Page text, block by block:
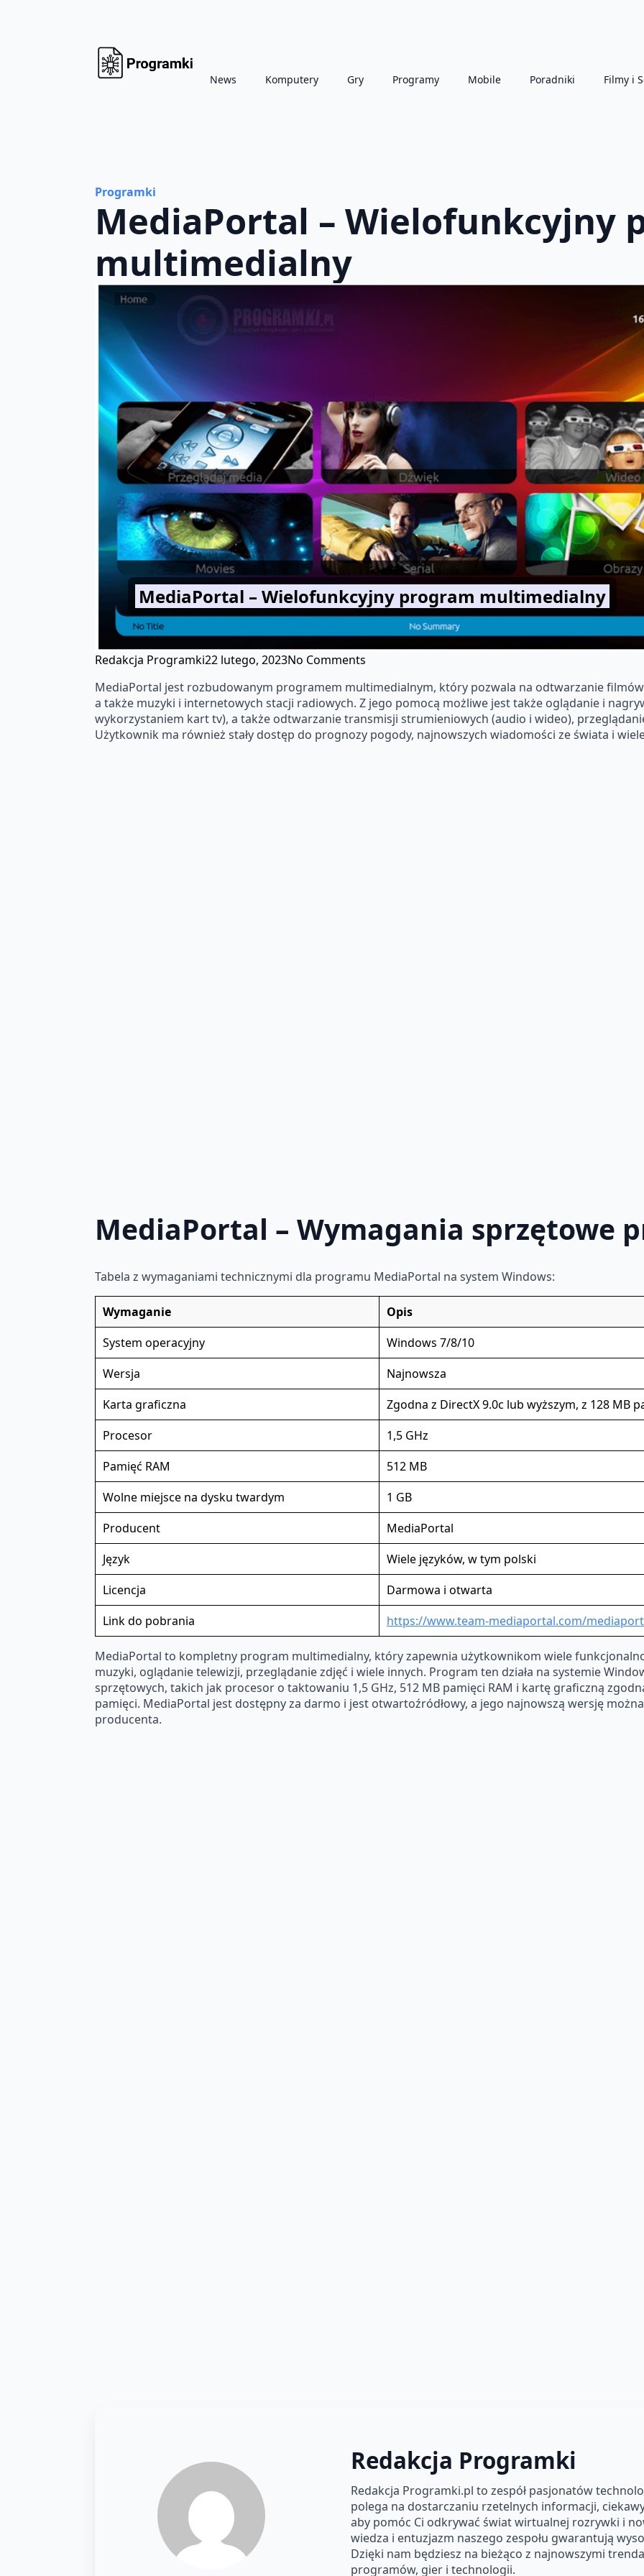
News Komputery Gry Programy Mobile Poradniki Filmy i
Programki
MediaPortal – Wielofunkcyjny
multimedialny
MediaPortal – Wielofunkcyjny program multimedialny
Redakcja Programki22 lutego, 2023No Comments
MediaPortal jest rozbudowanym programem multimedialnym, który pozwala na odtwarzanie filmów
a także muzyki i internetowych stacji radiowych. Z jego pomocą możliwe jest także oglądanie i
wykorzystaniem kart tv), a także odtwarzanie transmisji strumieniowych (audio i wideo),
Użytkownik ma również stały dostęp do prognozy pogody, najnowszych wiadomości ze świata i
MediaPortal – Wymagania sprzętowe
Tabela z wymaganiami technicznymi dla programu MediaPortal na system Windows:
Wymaganie
Opis
System operacyjny
Windows 7/8/10
Wersja
Najnowsza
Karta graficzna
Zgodna z DirectX 9.0c lub wyższym, z 128 MB
Procesor
1,5 GHz
Pamięć RAM
512 MB
Wolne miejsce na dysku twardym
1 GB
Producent
MediaPortal
Język
Wiele języków, w tym polski
Licencja
Darmowa i otwarta
Link do pobrania
https://www.team-mediaportal.com/
MediaPortal to kompletny program multimedialny, który zapewnia użytkownikom wiele
muzyki, oglądanie telewizji, przeglądanie zdjęć i wiele innych. Program ten działa na systemie
sprzętowych, takich jak procesor o taktowaniu 1,5 GHz, 512 MB pamięci RAM i kartę graficzną
pamięci. MediaPortal jest dostępny za darmo i jest otwartoźródłowy, a jego najnowszą wersję
producenta.
Redakcja Programki
Redakcja Programki.pl to zespół pasjonatów
polega na dostarczaniu rzetelnych informacji,
aby pomóc Ci odkrywać świat wirtualnej rozrywki i
wiedza i entuzjazm naszego zespołu gwarantują
Dzięki nam będziesz na bieżąco z najnowszymi
programów, gier i technologii.